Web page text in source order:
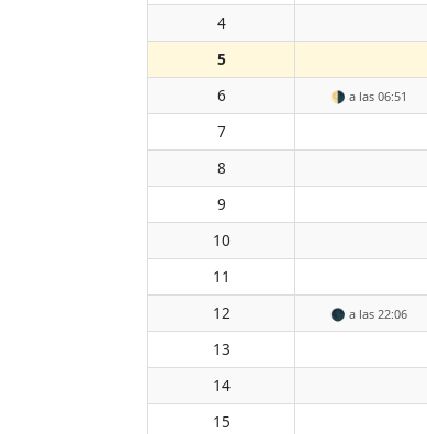
4
5
6
🌗 a las 06:51
7
8
9
10
11
12
🌑 a las 22:06
13
14
15